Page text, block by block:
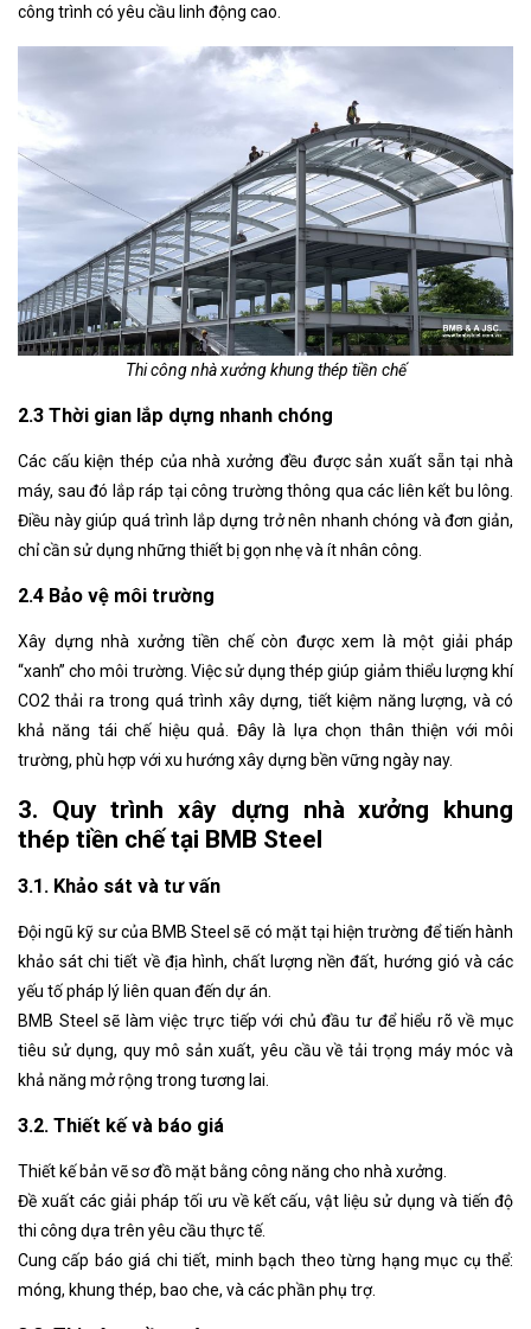
công trình có yêu cầu linh động cao.
Thi công nhà xưởng khung thép tiền chế
2.3 Thời gian lắp dựng nhanh chóng
Các cấu kiện thép của nhà xưởng đều được sản xuất sẵn tại nhà
máy, sau đó lắp ráp tại công trường thông qua các liên kết bu lông.
Điều này giúp quá trình lắp dựng trở nên nhanh chóng và đơn giản,
chỉ cần sử dụng những thiết bị gọn nhẹ và ít nhân công.
2.4 Bảo vệ môi trường
Xây dựng nhà xưởng tiền chế còn được xem là một giải pháp
“xanh” cho môi trường. Việc sử dụng thép giúp giảm thiểu lượng khí
CO2 thải ra trong quá trình xây dựng, tiết kiệm năng lượng, và có
khả năng tái chế hiệu quả. Đây là lựa chọn thân thiện với môi
trường, phù hợp với xu hướng xây dựng bền vững ngày nay.
3. Quy trình xây dựng nhà xưởng khung
thép tiền chế tại BMB Steel
3.1. Khảo sát và tư vấn
Đội ngũ kỹ sư của BMB Steel sẽ có mặt tại hiện trường để tiến hành
khảo sát chi tiết về địa hình, chất lượng nền đất, hướng gió và các
yếu tố pháp lý liên quan đến dự án.
BMB Steel sẽ làm việc trực tiếp với chủ đầu tư để hiểu rõ về mục
tiêu sử dụng, quy mô sản xuất, yêu cầu về tải trọng máy móc và
khả năng mở rộng trong tương lai.
3.2. Thiết kế và báo giá
Thiết kế bản vẽ sơ đồ mặt bằng công năng cho nhà xưởng.
Đề xuất các giải pháp tối ưu về kết cấu, vật liệu sử dụng và tiến độ
thi công dựa trên yêu cầu thực tế.
Cung cấp báo giá chi tiết, minh bạch theo từng hạng mục cụ thể:
móng, khung thép, bao che, và các phần phụ trợ.